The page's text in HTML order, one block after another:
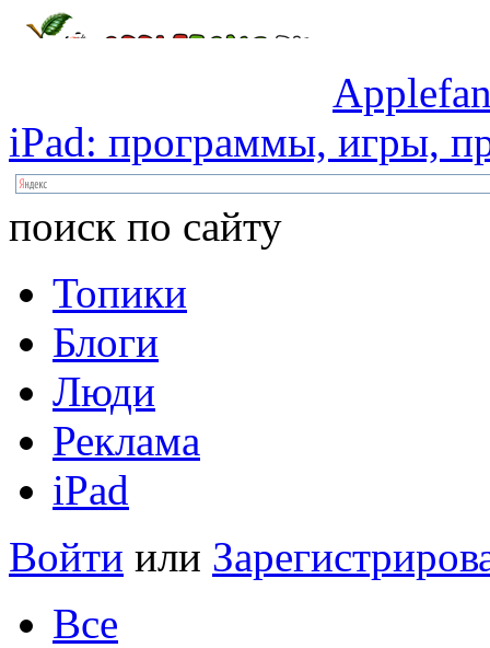
iPad: программы, игры,
поиск по сайту
Топики
Блоги
Люди
Реклама
iPad
Войти или
Все